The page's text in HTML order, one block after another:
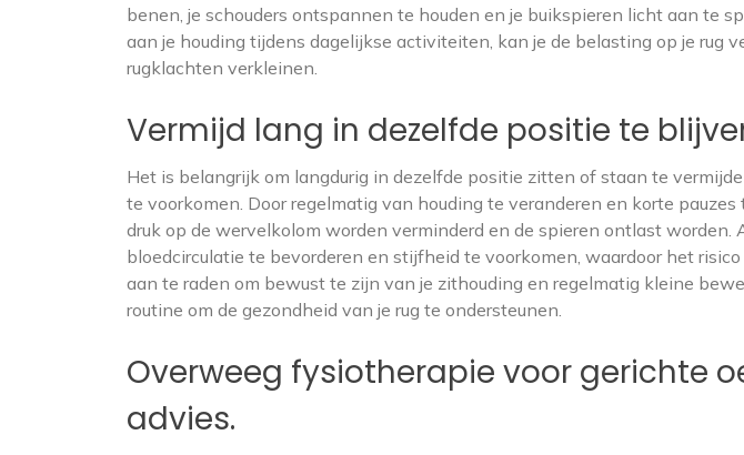
benen, je schouders ontspannen te houden en je buikspieren licht aan te
aan je houding tijdens dagelijkse activiteiten, kan je de belasting op je rug
rugklachten verkleinen.
Vermijd lang in dezelfde positie te
Het is belangrijk om langdurig in dezelfde positie zitten of staan te
te voorkomen. Door regelmatig van houding te veranderen en korte
druk op de wervelkolom worden verminderd en de spieren ontlast
bloedcirculatie te bevorderen en stijfheid te voorkomen, waardoor het
aan te raden om bewust te zijn van je zithouding en regelmatig kleine
routine om de gezondheid van je rug te ondersteunen.
Overweeg fysiotherapie voor gerichte
advies.